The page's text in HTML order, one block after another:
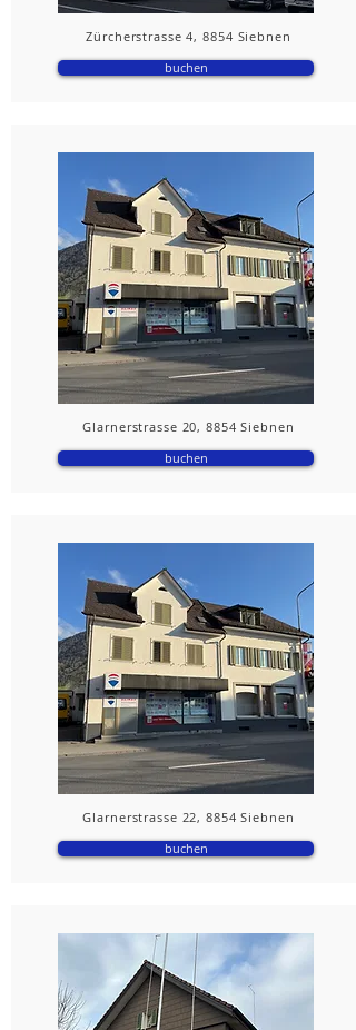
Zürcherstrasse 4, 8854 Siebnen
buchen
Glarnerstrasse 20, 8854 Siebnen
buchen
Glarnerstrasse 22, 8854 Siebnen
buchen